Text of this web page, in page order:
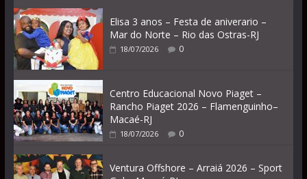
Elisa 3 anos – Festa de aniverario –
Mar do Norte – Rio das Ostras-RJ
18/07/2026 0
Centro Educacional Novo Piaget –
Rancho Piaget 2026 – Flamenguinho–
Macaé-RJ
18/07/2026 0
Ventura Offshore – Arraiá 2026 – Sport